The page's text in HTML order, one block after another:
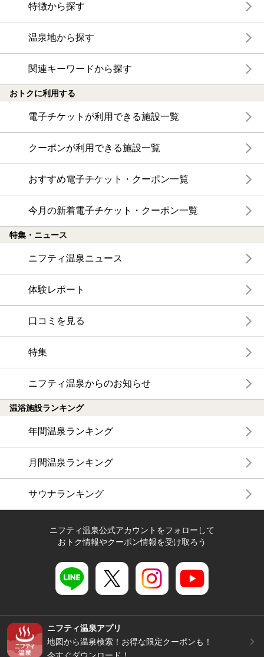
特徴から探す
温泉地から探す
関連キーワードから探す
おトクに利用する
電子チケットが利用できる施設一覧
クーポンが利用できる施設一覧
おすすめ電子チケット・クーポン一覧
今月の新着電子チケット・クーポン一覧
特集・ニュース
ニフティ温泉ニュース
体験レポート
口コミを見る
特集
ニフティ温泉からのお知らせ
温浴施設ランキング
年間温泉ランキング
月間温泉ランキング
サウナランキング
ニフティ温泉公式アカウントをフォローして
おトク情報やクーポン情報を受け取ろう
ニフティ温泉アプリ
地図から温泉検索！お得な限定クーポンも！
今すぐダウンロード！